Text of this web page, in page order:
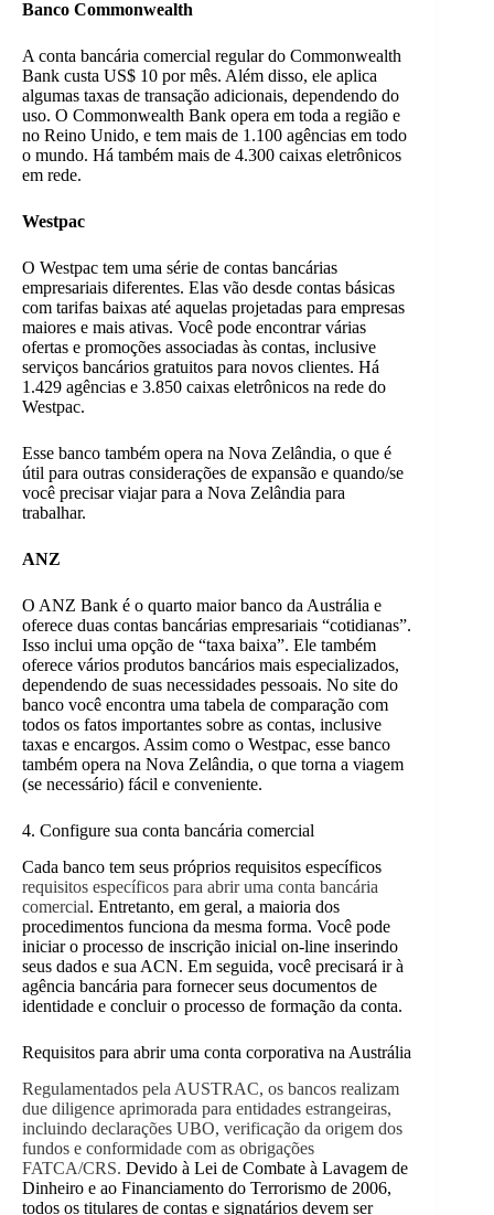
Banco Commonwealth
A conta bancária comercial regular do Commonwealth
Bank custa US$ 10 por mês. Além disso, ele aplica
algumas taxas de transação adicionais, dependendo do
uso. O Commonwealth Bank opera em toda a região e
no Reino Unido, e tem mais de 1.100 agências em todo
o mundo. Há também mais de 4.300 caixas eletrônicos
em rede.
Westpac
O Westpac tem uma série de contas bancárias
empresariais diferentes. Elas vão desde contas básicas
com tarifas baixas até aquelas projetadas para empresas
maiores e mais ativas. Você pode encontrar várias
ofertas e promoções associadas às contas, inclusive
serviços bancários gratuitos para novos clientes. Há
1.429 agências e 3.850 caixas eletrônicos na rede do
Westpac.
Esse banco também opera na Nova Zelândia, o que é
útil para outras considerações de expansão e quando/se
você precisar viajar para a Nova Zelândia para
trabalhar.
ANZ
O ANZ Bank é o quarto maior banco da Austrália e
oferece duas contas bancárias empresariais “cotidianas”.
Isso inclui uma opção de “taxa baixa”. Ele também
oferece vários produtos bancários mais especializados,
dependendo de suas necessidades pessoais. No site do
banco você encontra uma tabela de comparação com
todos os fatos importantes sobre as contas, inclusive
taxas e encargos. Assim como o Westpac, esse banco
também opera na Nova Zelândia, o que torna a viagem
(se necessário) fácil e conveniente.
4. Configure sua conta bancária comercial
Cada banco tem seus próprios requisitos específicos
requisitos específicos para abrir uma conta bancária
comercial. Entretanto, em geral, a maioria dos
procedimentos funciona da mesma forma. Você pode
iniciar o processo de inscrição inicial on-line inserindo
seus dados e sua ACN. Em seguida, você precisará ir à
agência bancária para fornecer seus documentos de
identidade e concluir o processo de formação da conta.
Requisitos para abrir uma conta corporativa na Austrália
Regulamentados pela AUSTRAC, os bancos realizam
due diligence aprimorada para entidades estrangeiras,
incluindo declarações UBO, verificação da origem dos
fundos e conformidade com as obrigações
FATCA/CRS. Devido à Lei de Combate à Lavagem de
Dinheiro e ao Financiamento do Terrorismo de 2006,
todos os titulares de contas e signatários devem ser